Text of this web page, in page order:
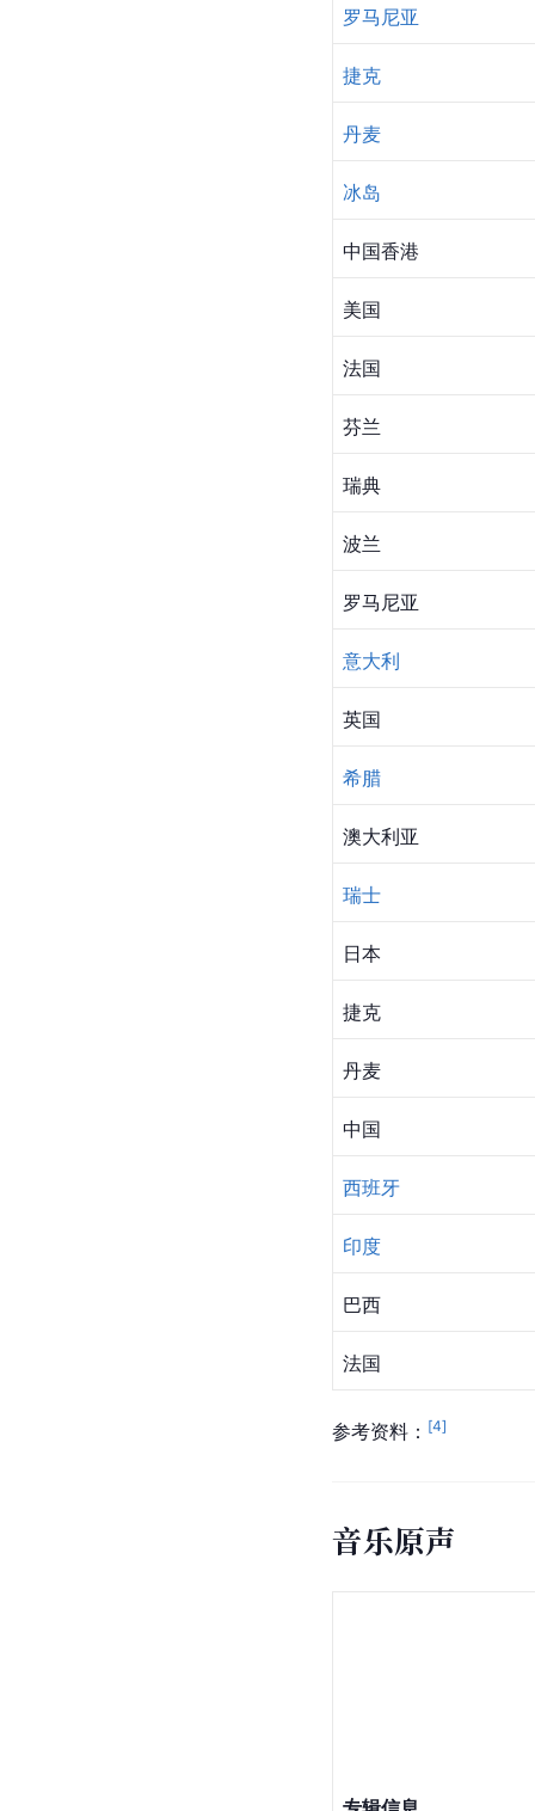
罗马尼亚
捷克
丹麦
冰岛
中国香港
美国
法国
芬兰
瑞典
波兰
罗马尼亚
意大利
英国
希腊
澳大利亚
瑞士
日本
捷克
丹麦
中国
西班牙
印度
巴西
法国
参考资料： [4]
音乐原声